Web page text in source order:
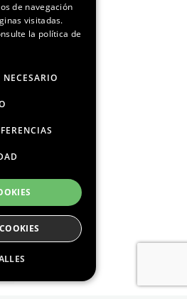
de navegación
visitadas.
la política de